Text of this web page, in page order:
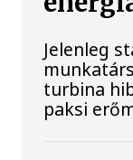
Jelenleg
turbina
paksi